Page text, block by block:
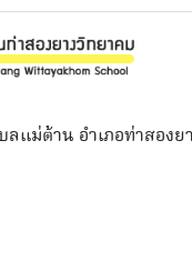
ลแม่ต้าน อำเภอท่าสองย